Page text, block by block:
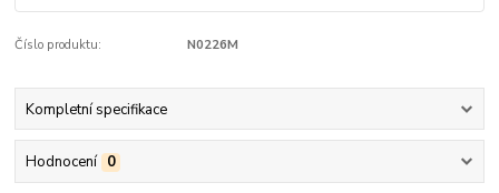
Číslo produktu: N0226M
Kompletní specifikace
Hodnocení 0